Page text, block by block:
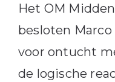
Het OM
besloten
voor ontucht
de logische